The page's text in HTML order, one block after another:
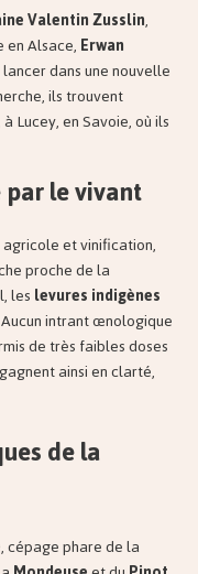
Valentin Zusslin,
Alsace,Erwan
dans une nouvelle
ils trouvent
Lucey, en Savoie, où ils
le vivant
et vinification,
proche de la
leslevures indigènes
intrant œnologique
de très faibles doses
ainsi en clarté,
de la
, cépage phare de la